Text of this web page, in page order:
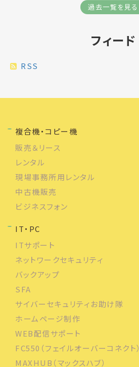
過去一覧を見る
フィード
RSS
複合機・コピー機
販売＆リース
レンタル
現場事務所用レンタル
中古機販売
ビジネスフォン
IT・PC
ITサポート
ネットワークセキュリティ
バックアップ
SFA
サイバーセキュリティお助け隊
ホームページ制作
WEB配信サポート
FC550（フェイルオーバーコネクト）
MAXHUB（マックスハブ）